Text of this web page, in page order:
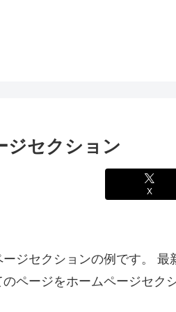
ジセクション
X
ージセクションの例です。
ページをホームページセク